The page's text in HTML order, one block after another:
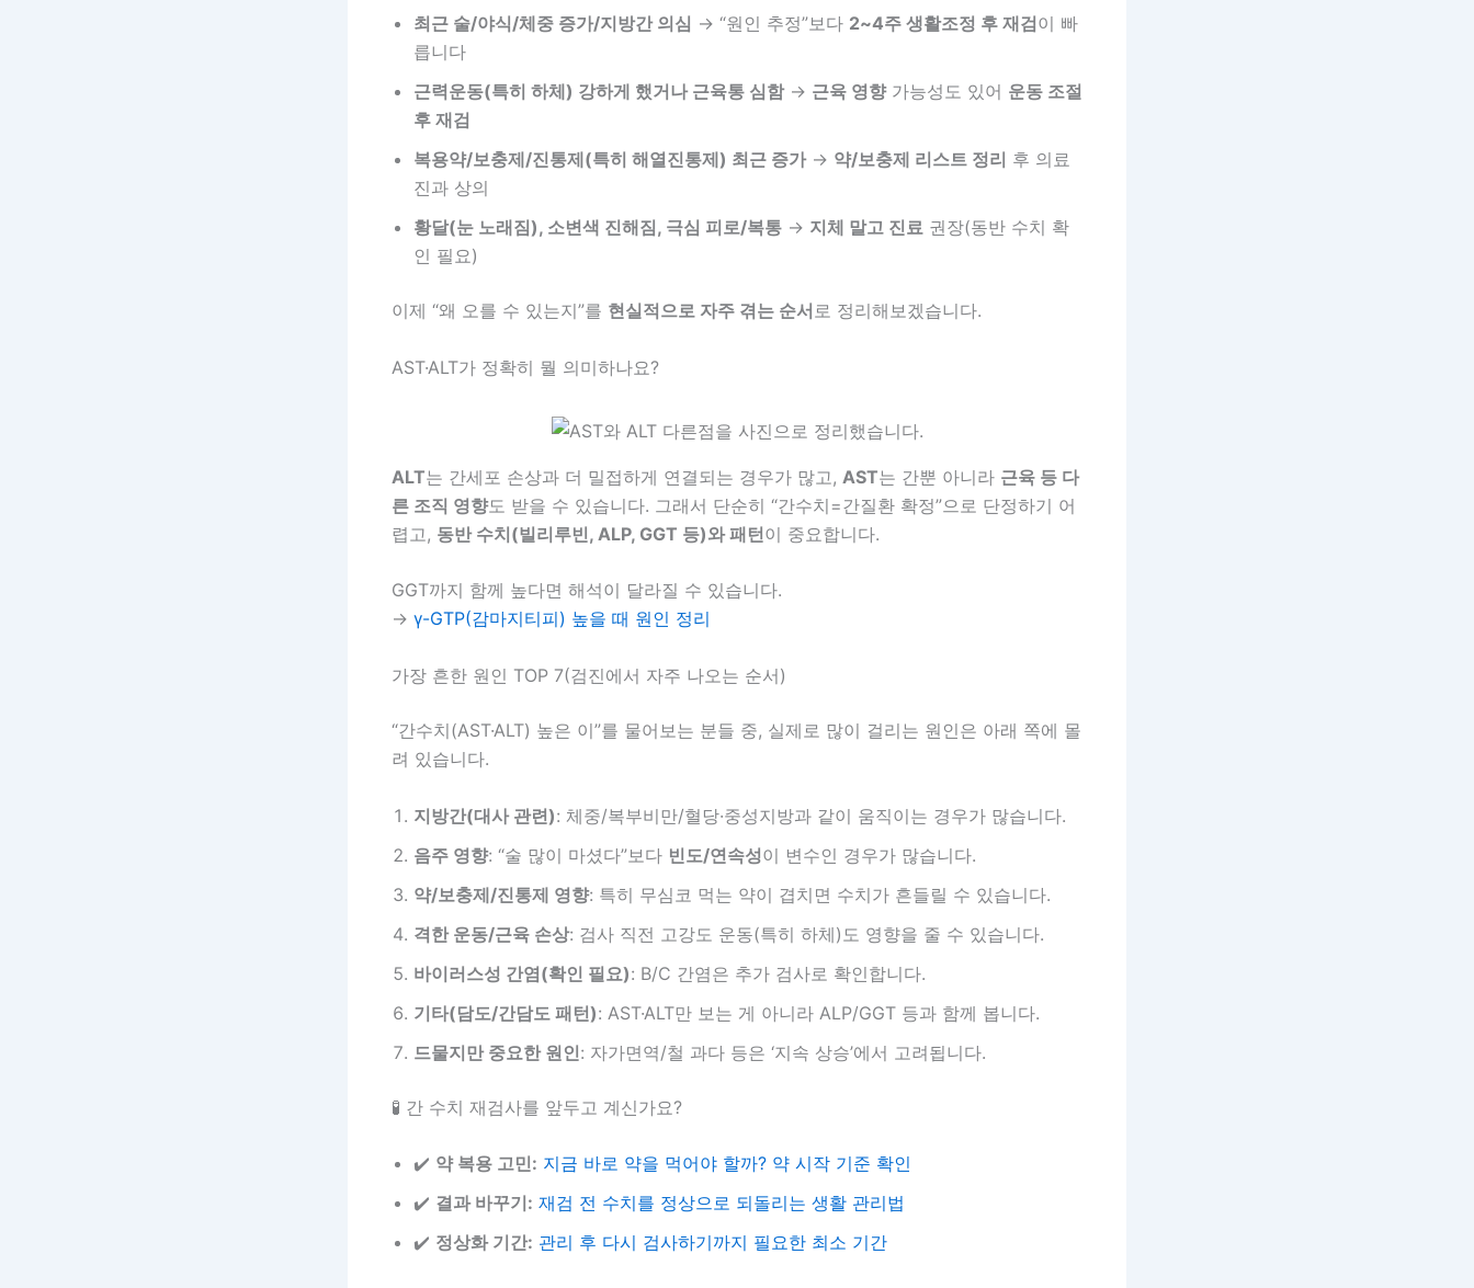
최근 술/야식/체중 증가/지방간 의심 → “원인 추정”보다 2~4주 생활조정 후 재검이 빠
릅니다
근력운동(특히 하체) 강하게 했거나 근육통 심함→ 근육 영향가능성도 있어 운동 조절
후 재검
복용약/보충제/진통제(특히 해열진통제) 최근 증가→ 약/보충제 리스트 정리 후 의료
진과 상의
황달(눈 노래짐), 소변색 진해짐, 극심 피로/복통 → 지체 말고 진료 권장(동반 수치 확
인 필요)
이제 “왜 오를 수 있는지”를 현실적으로 자주 겪는 순서로 정리해보겠습니다.
AST·ALT가 정확히 뭘 의미하나요?
ALT는 간세포 손상과 더 밀접하게 연결되는 경우가 많고, AST는 간뿐 아니라 근육 등 다
른 조직 영향도 받을 수 있습니다. 그래서 단순히 “간수치=간질환 확정”으로 단정하기 어
렵고, 동반 수치(빌리루빈, ALP, GGT 등)와 패턴이 중요합니다.
GGT까지 함께 높다면 해석이 달라질 수 있습니다.
→ γ-GTP(감마지티피) 높을 때 원인 정리
가장 흔한 원인 TOP 7(검진에서 자주 나오는 순서)
“간수치(AST·ALT) 높은 이”를 물어보는 분들 중, 실제로 많이 걸리는 원인은 아래 쪽에 몰
려 있습니다.
지방간(대사 관련): 체중/복부비만/혈당·중성지방과 같이 움직이는 경우가 많습니다.
음주 영향: “술 많이 마셨다”보다 빈도/연속성이 변수인 경우가 많습니다.
약/보충제/진통제 영향: 특히 무심코 먹는 약이 겹치면 수치가 흔들릴 수 있습니다.
격한 운동/근육 손상: 검사 직전 고강도 운동(특히 하체)도 영향을 줄 수 있습니다.
바이러스성 간염(확인 필요): B/C 간염은 추가 검사로 확인합니다.
기타(담도/간담도 패턴): AST·ALT만 보는 게 아니라 ALP/GGT 등과 함께 봅니다.
드물지만 중요한 원인: 자가면역/철 과다 등은 ‘지속 상승’에서 고려됩니다.
🧪 간 수치 재검사를 앞두고 계신가요?
✔️ 약 복용 고민: 지금 바로 약을 먹어야 할까? 약 시작 기준 확인
✔️ 결과 바꾸기: 재검 전 수치를 정상으로 되돌리는 생활 관리법
✔️ 정상화 기간: 관리 후 다시 검사하기까지 필요한 최소 기간